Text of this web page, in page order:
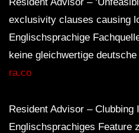
exclusivity clauses causing
Englischsprachige
keine gleichwertige
ra.co
Resident Advisor –
Englischsprachiges Feature